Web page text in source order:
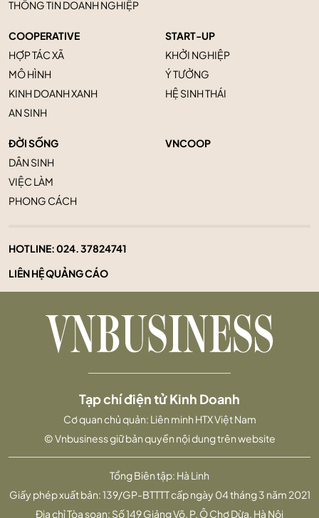
THÔNG TIN DOANH NGHIỆP
COOPERATIVE
HỢP TÁC XÃ
MÔ HÌNH
KINH DOANH XANH
AN SINH
START-UP
KHỞI NGHIỆP
Ý TƯỞNG
HỆ SINH THÁI
ĐỜI SỐNG
DÂN SINH
VIỆC LÀM
PHONG CÁCH
VNCOOP
HOTLINE:024. 37824741
LIÊN HỆ QUẢNG CÁO
Tổng Biên tập: Hà Linh
Giấy phép xuất bản: 139/GP-BTTTT cấp ngày 04 tháng 3 năm 2021
Địa chỉ Tòa soạn: Số 149 Giảng Võ, P. Ô Chợ Dừa, Hà Nội
Tạp chí điện tử Kinh Doanh
Cơ quan chủ quản: Liên minh HTX Việt Nam
© Vnbusiness giữ bản quyền nội dung trên website